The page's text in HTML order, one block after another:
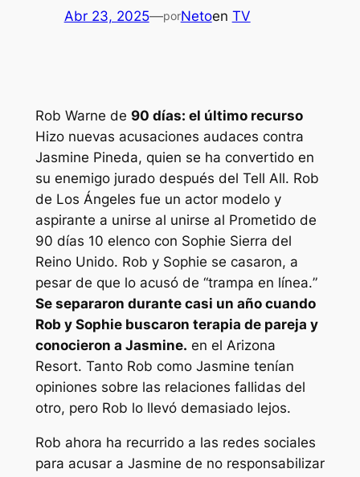
Abr 23, 2025—porNetoen TV
Rob Warne de 90 días: el último recurso
Hizo nuevas acusaciones audaces contra
Jasmine Pineda, quien se ha convertido en
su enemigo jurado después del Tell All. Rob
de Los Ángeles fue un actor modelo y
aspirante a unirse al unirse al Prometido de
90 días 10 elenco con Sophie Sierra del
Reino Unido. Rob y Sophie se casaron, a
pesar de que lo acusó de “trampa en línea.”
Se separaron durante casi un año cuando
Rob y Sophie buscaron terapia de pareja y
conocieron a Jasmine. en el Arizona
Resort. Tanto Rob como Jasmine tenían
opiniones sobre las relaciones fallidas del
otro, pero Rob lo llevó demasiado lejos.
Rob ahora ha recurrido a las redes sociales
para acusar a Jasmine de no responsabilizar